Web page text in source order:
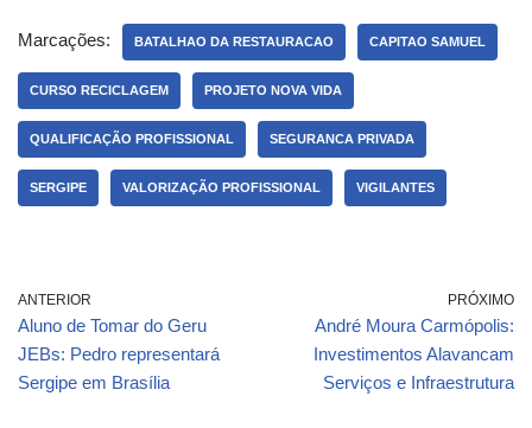
Marcações: BATALHAO DA RESTAURACAO CAPITAO SAMUEL
CURSO RECICLAGEM PROJETO NOVA VIDA
QUALIFICAÇÃO PROFISSIONAL SEGURANCA PRIVADA
SERGIPE VALORIZAÇÃO PROFISSIONAL VIGILANTES
ANTERIOR
Aluno de Tomar do Geru
JEBs: Pedro representará
Sergipe em Brasília
PRÓXIMO
André Moura Carmópolis:
Investimentos Alavancam
Serviços e Infraestrutura